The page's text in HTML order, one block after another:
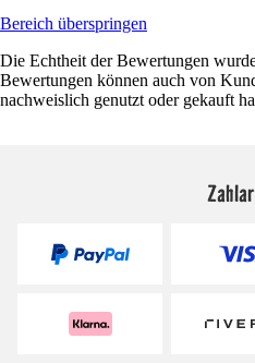
Bereich überspringen
Die Echtheit der Bewertungen
Bewertungen können auch von
nachweislich genutzt oder gekauft